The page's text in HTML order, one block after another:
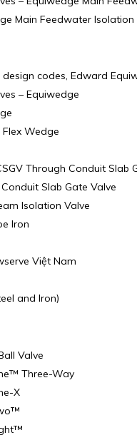
Main Feedwater Isolation
design codes, Edward
– Equiwedge
Flex Wedge
Through Conduit Slab
Slab Gate Valve
Isolation Valve
Iron
Việt Nam
and Iron)
Valve
Three-Way
X